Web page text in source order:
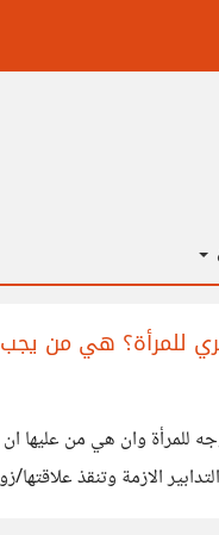
للمرأة؟ هي من
للمرأة وان هي من
الازمة وتنقذ